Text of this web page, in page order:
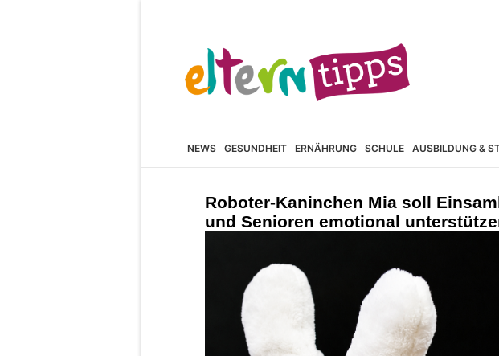
NEWS GESUNDHEIT ERNÄHRUNG SCHULE AUSBILDUNG &
Roboter-Kaninchen Mia soll
und Senioren emotional